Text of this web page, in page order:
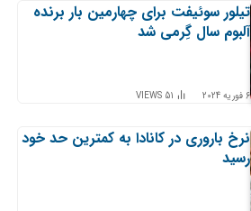
تیلور سوئیفت برای چهارمین بار برنده
آلبوم سال گِرمی شد
6 فوریه 2024 51
VIEWS
نرخ باروری در کانادا به کمترین حد خود
رسید